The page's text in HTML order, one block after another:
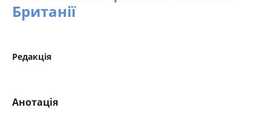
Британії
Редакція
Анотація